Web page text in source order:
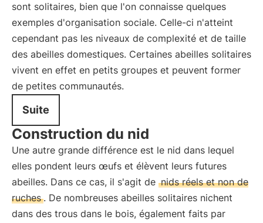
sont solitaires, bien que l'on connaisse quelques
exemples d'organisation sociale. Celle-ci n'atteint
cependant pas les niveaux de complexité et de taille
des abeilles domestiques. Certaines abeilles solitaires
vivent en effet en petits groupes et peuvent former
de petites communautés.
Suite
Construction du nid
Une autre grande différence est le nid dans lequel
elles pondent leurs œufs et élèvent leurs futures
abeilles. Dans ce cas, il s'agit de nids réels et non de
ruches . De nombreuses abeilles solitaires nichent
dans des trous dans le bois, également faits par